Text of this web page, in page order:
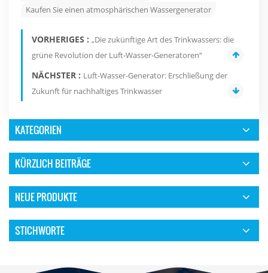
Kaufen Sie einen atmosphärischen Wassergenerator
VORHERIGES : „Die zukünftige Art des Trinkwassers: die
grüne Revolution der Luft-Wasser-Generatoren“
NÄCHSTER : Luft-Wasser-Generator: Erschließung der
Zukunft für nachhaltiges Trinkwasser
KATEGORIEN
KÜRZLICH BEITRÄGE
NEUE PRODUKTE
STICHWORTE